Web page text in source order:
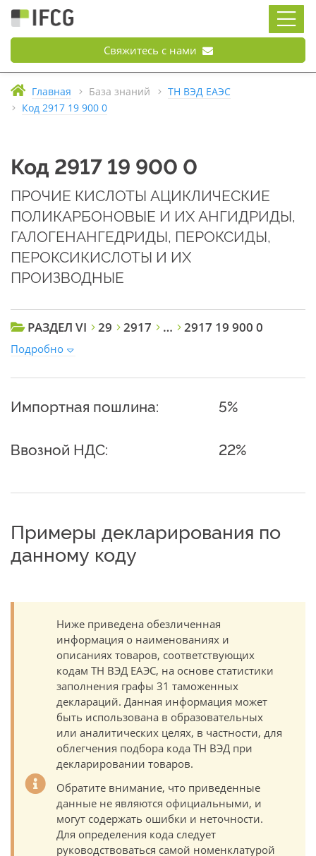
Свяжитесь с нами
Главная База знаний
ТН ВЭД ЕАЭС
Код 2917 19 900 0
Код 2917 19 900 0
ПРОЧИЕ КИСЛОТЫ АЦИКЛИЧЕСКИЕ
ПОЛИКАРБОНОВЫЕ И ИХ АНГИДРИДЫ,
ГАЛОГЕНАНГЕДРИДЫ, ПЕРОКСИДЫ,
ПЕРОКСИКИСЛОТЫ И ИХ
ПРОИЗВОДНЫЕ
РАЗДЕЛ VI 29 2917 … 2917 19 900 0
Подробно
Импортная пошлина: 5%
Ввозной НДС: 22%
Примеры декларирования по
данному коду
Ниже приведена обезличенная
информация о наименованиях и
описаниях товаров, соответствующих
кодам ТН ВЭД ЕАЭС, на основе статистики
заполнения графы 31 таможенных
деклараций. Данная информация может
быть использована в образовательных
или аналитических целях, в частности, для
облегчения подбора кода ТН ВЭД при
декларировании товаров.
Обратите внимание, что приведенные
данные не являются официальными, и
могут содержать ошибки и неточности.
Для определения кода следует
руководствоваться самой номенклатурой